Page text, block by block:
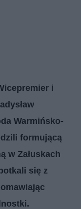
i
Warmińsko-
formującą
w Załuskach
się z